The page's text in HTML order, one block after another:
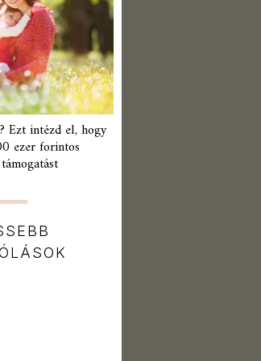
Ezt intézd el, hogy
ezer forintos